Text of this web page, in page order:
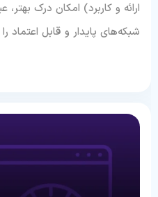
ارائه و کاربرد) امکان درک
شبکه‌های پایدار و قابل اعتماد